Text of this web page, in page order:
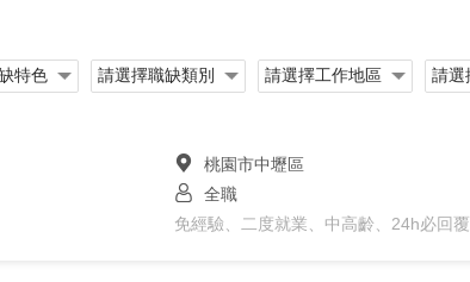
桃園市中壢區
全職
免經驗、二度就業、中高齡、24h必回覆